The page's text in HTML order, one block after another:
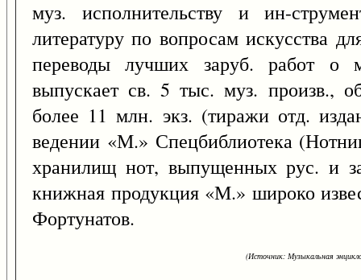
муз. исполнительству и ин-
литературу по вопросам искусства
переводы лучших заруб. работ о
выпускает св. 5 тыс. муз. произв.,
более 11 млн. экз. (тиражи отд.
ведении «М.» Спецбиблиотека
хранилищ нот, выпущенных рус. и
книжная продукция «М.» широко
Фортунатов.
(Источник: Музыкальная